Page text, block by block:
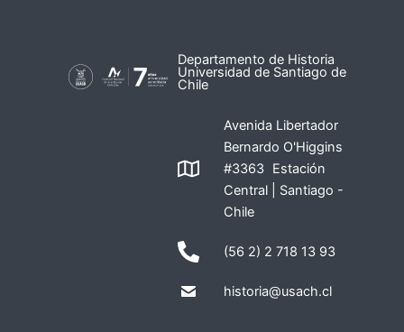
Departamento de Historia
Universidad de Santiago de
Chile
Avenida Libertador
Bernardo O'Higgins
#3363 Estación
Central | Santiago -
Chile
(56 2) 2 718 13 93
historia@usach.cl